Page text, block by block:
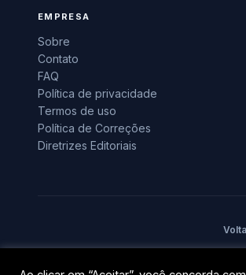
EMPRESA
Sobre
Contato
FAQ
Política de privacidade
Termos de uso
Política de Correções
Diretrizes Editoriais